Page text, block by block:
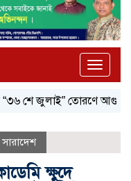
Toggle
শে জুলাই” তোরণে আগুন; ৭৫
সারাদেশ
ক্ষুদে